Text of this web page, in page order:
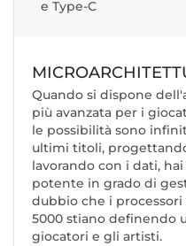
e Type-C
Quando si dispone
più avanzata per i
le possibilità sono
ultimi titoli,
lavorando con i dati,
potente in grado di
dubbio che i processori
5000 stiano definendo
giocatori e gli artisti.